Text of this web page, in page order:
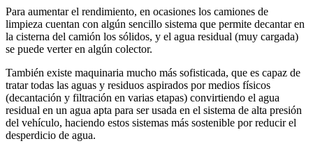
Para aumentar el rendimiento, en ocasiones los camiones de
limpieza cuentan con algún sencillo sistema que permite decantar en
la cisterna del camión los sólidos, y el agua residual (muy cargada)
se puede verter en algún colector.
También existe maquinaria mucho más sofisticada, que es capaz de
tratar todas las aguas y residuos aspirados por medios físicos
(decantación y filtración en varias etapas) convirtiendo el agua
residual en un agua apta para ser usada en el sistema de alta presión
del vehículo, haciendo estos sistemas más sostenible por reducir el
desperdicio de agua.